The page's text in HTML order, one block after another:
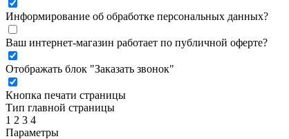
Информирование об обработке персональных данных?
Ваш интернет-магазин работает по публичной оферте?
Отображать блок "Заказать звонок"
Кнопка печати страницы
Тип главной страницы
1 2 3 4
Параметры